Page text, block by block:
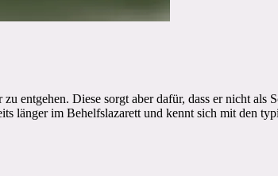
Diese sorgt aber dafür, dass er nicht als
im Behelfslazarett und kennt sich mit den